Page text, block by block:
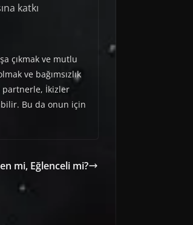
katkı
çıkmak ve mutlu
ve bağımsızlık
partnerle, İkizler
Bu da onun için
mi, Eğlenceli mi?